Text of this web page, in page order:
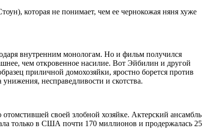
которая не понимает, чем ее чернокожая няня хуже
внутренним монологам. Но и фильм получился
чем откровенное насилие. Вот Эйбилин и другой
приличной домохозяйки, яростно борется против
несправедливости и скотства.
своей злобной хозяйке. Актерский ансамбль
только в США почти 170 миллионов и продержалась 25